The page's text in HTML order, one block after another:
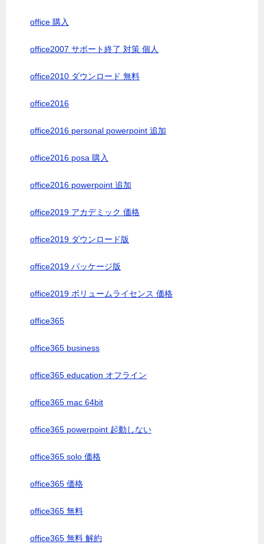
office 購入
office2007 サポート終了 対策 個人
office2010 ダウンロード 無料
office2016
office2016 personal powerpoint 追加
office2016 posa 購入
office2016 powerpoint 追加
office2019 アカデミック 価格
office2019 ダウンロード版
office2019 パッケージ版
office2019 ボリュームライセンス 価格
office365
office365 business
office365 education オフライン
office365 mac 64bit
office365 powerpoint 起動しない
office365 solo 価格
office365 価格
office365 無料
office365 無料 解約